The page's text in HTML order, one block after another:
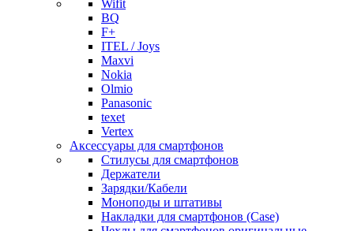
Wifit
BQ
F+
ITEL / Joys
Maxvi
Nokia
Olmio
Panasonic
texet
Vertex
Аксессуары для смартфонов
Стилусы для смартфонов
Держатели
Зарядки/Кабели
Моноподы и штативы
Накладки для смартфонов (Case)